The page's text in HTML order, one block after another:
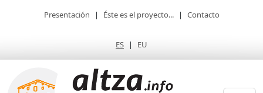
Presentación | Éste es el proyecto... | Contacto
ES | EU